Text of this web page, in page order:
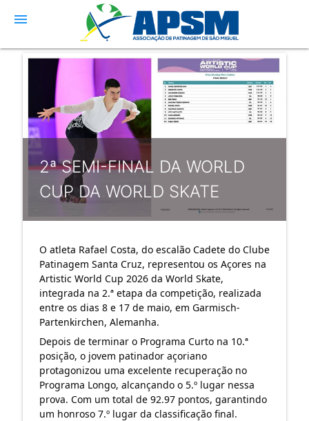
menu
2ª SEMI-FINAL DA WORLD
CUP DA WORLD SKATE
O atleta Rafael Costa, do escalão Cadete do Clube
Patinagem Santa Cruz, representou os Açores na
Artistic World Cup 2026 da World Skate,
integrada na 2.ª etapa da competição, realizada
entre os dias 8 e 17 de maio, em Garmisch-
Partenkirchen, Alemanha.
Depois de terminar o Programa Curto na 10.ª
posição, o jovem patinador açoriano
protagonizou uma excelente recuperação no
Programa Longo, alcançando o 5.º lugar nessa
prova. Com um total de 92.97 pontos, garantindo
um honroso 7.º lugar da classificação final.